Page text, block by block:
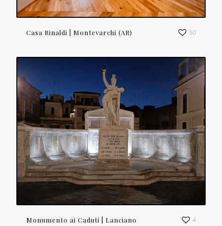
Casa Rinaldi | Montevarchi (AR) 50
Monumento ai Caduti | Lanciano 4